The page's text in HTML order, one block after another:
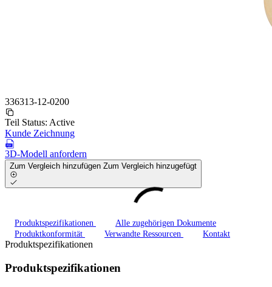
336313-12-0200
Teil Status: Active
Kunde Zeichnung
3D-Modell anfordern
Zum Vergleich hinzufügen Zum Vergleich hinzugefügt
Produktspezifikationen
Alle zugehörigen Dokumente
Produktkonformität
Verwandte Ressourcen Kontakt
Produktspezifikationen
Produktspezifikationen